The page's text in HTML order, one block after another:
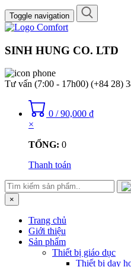
Toggle navigation
SINH HUNG CO. LTD
Tư vấn (7:00 - 17h00) (+84 28)
0 / 90,000 ₫
×
TỔNG: 0
Thanh toán
×
Trang chủ
Giới thiệu
Sản phẩm
Thiết bị giáo dục
Thiết bị dạy